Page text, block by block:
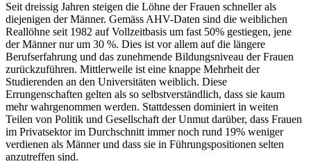
Seit dreissig Jahren steigen die Löhne der Frauen schneller als
diejenigen der Männer. Gemäss AHV-Daten sind die weiblichen
Reallöhne seit 1982 auf Vollzeitbasis um fast 50% gestiegen, jene
der Männer nur um 30 %. Dies ist vor allem auf die längere
Berufserfahrung und das zunehmende Bildungsniveau der Frauen
zurückzuführen. Mittlerweile ist eine knappe Mehrheit der
Studierenden an den Universitäten weiblich. Diese
Errungenschaften gelten als so selbstverständlich, dass sie kaum
mehr wahrgenommen werden. Stattdessen dominiert in weiten
Teilen von Politik und Gesellschaft der Unmut darüber, dass Frauen
im Privatsektor im Durchschnitt immer noch rund 19% weniger
verdienen als Männer und dass sie in Führungspositionen selten
anzutreffen sind.